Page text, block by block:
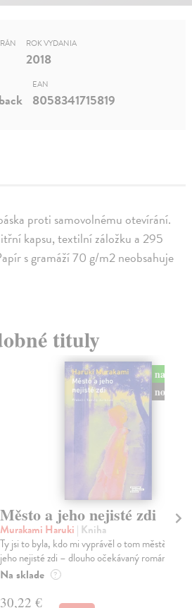
proti samovolnému otevírání.
kapsu, textilní záložku a 295
s gramáží 70 g/m2 neobsahuje
ROK VYDANIA
2018
EAN
8058341715819
tituly
na sklade
novinka
nejisté zdi
| Kniha
o tom městě. Město a
očekávaný román Haru...